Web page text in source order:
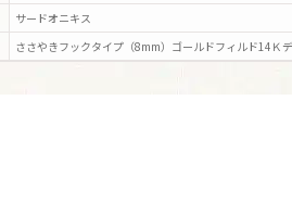
サードオニキス
ささやきフックタイプ（8mm）ゴールドフィルド14Ｋ